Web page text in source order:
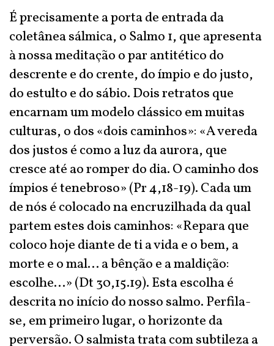
É precisamente a porta de entrada da
coletânea sálmica, o Salmo 1, que apresenta
à nossa meditação o par antitético do
descrente e do crente, do ímpio e do justo,
do estulto e do sábio. Dois retratos que
encarnam um modelo clássico em muitas
culturas, o dos «dois caminhos»: «A vereda
dos justos é como a luz da aurora, que
cresce até ao romper do dia. O caminho dos
ímpios é tenebroso» (Pr 4,18-19). Cada um
de nós é colocado na encruzilhada da qual
partem estes dois caminhos: «Repara que
coloco hoje diante de ti a vida e o bem, a
morte e o mal… a bênção e a maldição:
escolhe…» (Dt 30,15.19). Esta escolha é
descrita no início do nosso salmo. Perfila-
se, em primeiro lugar, o horizonte da
perversão. O salmista trata com subtileza a